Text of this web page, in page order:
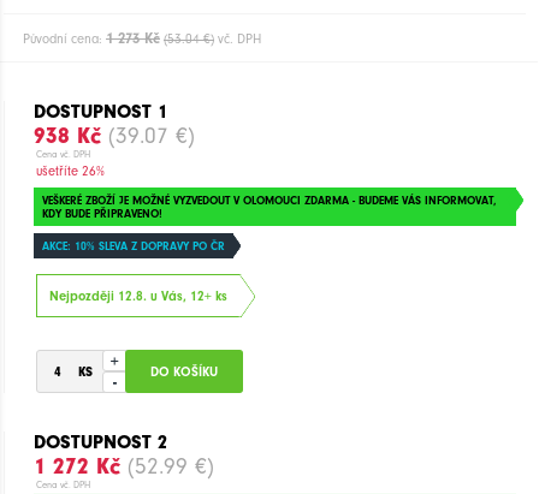
Původní cena: 1 273 Kč (53.04 €) vč. DPH
DOSTUPNOST 1
938 Kč (39.07 €)
Cena vč. DPH
ušetříte 26%
VEŠKERÉ ZBOŽÍ JE MOŽNÉ VYZVEDOUT V OLOMOUCI ZDARMA - BUDEME VÁS INFORMOVAT,
KDY BUDE PŘIPRAVENO!
AKCE: 10% SLEVA Z DOPRAVY PO ČR
Nejpozději 12.8. u Vás, 12+ ks
+
-
DOSTUPNOST 2
1 272 Kč (52.99 €)
Cena vč. DPH